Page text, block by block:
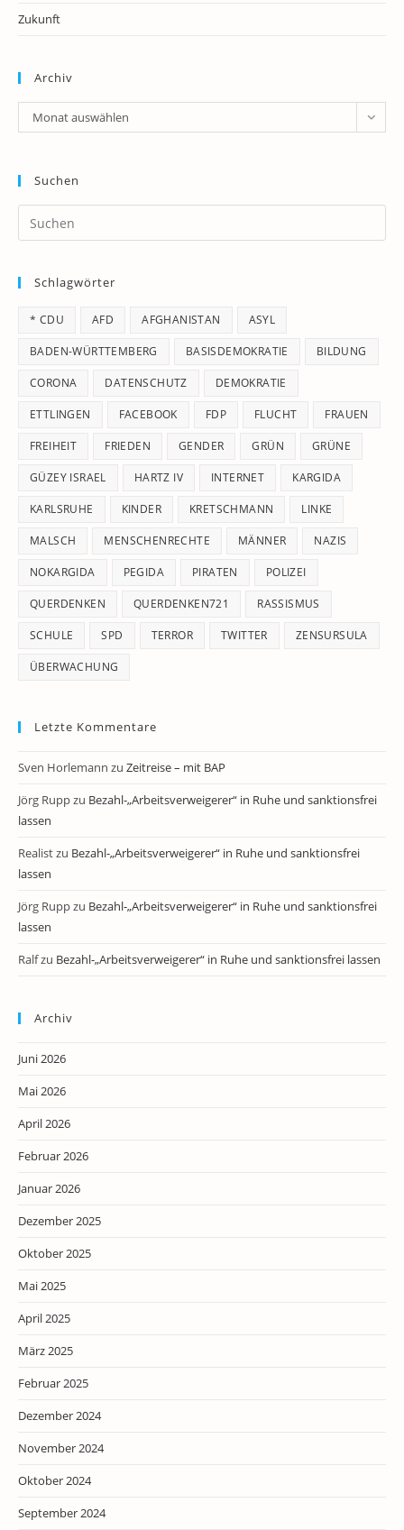
Zukunft
Archiv
Archiv
Monat auswählen
Suchen
Schlagwörter
* CDU AFD AFGHANISTAN ASYL
BADEN-WÜRTTEMBERG BASISDEMOKRATIE BILDUNG
CORONA DATENSCHUTZ DEMOKRATIE
ETTLINGEN FACEBOOK FDP FLUCHT FRAUEN
FREIHEIT FRIEDEN GENDER GRÜN GRÜNE
GÜZEY ISRAEL HARTZ IV INTERNET KARGIDA
KARLSRUHE KINDER KRETSCHMANN LINKE
MALSCH MENSCHENRECHTE MÄNNER NAZIS
NOKARGIDA PEGIDA PIRATEN POLIZEI
QUERDENKEN QUERDENKEN721 RASSISMUS
SCHULE SPD TERROR TWITTER ZENSURSULA
ÜBERWACHUNG
Letzte Kommentare
Sven Horlemann zu Zeitreise – mit BAP
Jörg Ruppzu Bezahl-„Arbeitsverweigerer“ in Ruhe und sanktionsfrei
lassen
Realistzu Bezahl-„Arbeitsverweigerer“ in Ruhe und sanktionsfrei
lassen
Jörg Ruppzu Bezahl-„Arbeitsverweigerer“ in Ruhe und sanktionsfrei
lassen
Ralfzu Bezahl-„Arbeitsverweigerer“ in Ruhe und sanktionsfrei lassen
Archiv
Juni 2026
Mai 2026
April 2026
Februar 2026
Januar 2026
Dezember 2025
Oktober 2025
Mai 2025
April 2025
März 2025
Februar 2025
Dezember 2024
November 2024
Oktober 2024
September 2024